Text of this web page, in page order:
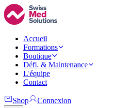
Accueil
Formations
Boutique
Défi. & Maintenance
L'équipe
Contact
Shop Connexion